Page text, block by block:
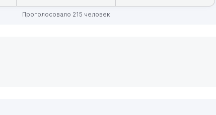
Проголосовало 215 человек